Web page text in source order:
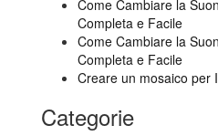
Come Cambiare la
Completa e Facile
Come Cambiare la
Completa e Facile
Creare un mosaico per
Categorie